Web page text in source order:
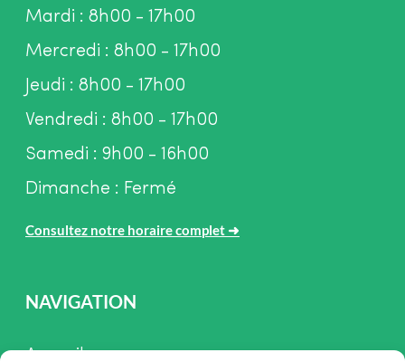
Mardi : 8h00 - 17h00
Mercredi : 8h00 - 17h00
Jeudi : 8h00 - 17h00
Vendredi : 8h00 - 17h00
Samedi : 9h00 - 16h00
Dimanche : Fermé
Consultez notre horaire complet ➜
NAVIGATION
Accueil